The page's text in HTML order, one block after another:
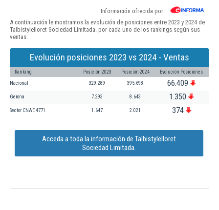
Información ofrecida por
A continuación le mostramos la evolución de posiciones entre 2023 y 2024 de
Talbistylelloret Sociedad Limitada. por cada uno de los rankings según sus
ventas:
Evolución posiciones 2023 vs 2024 - Ventas
Ranking Posición 2023 Posición 2024 Evolución Posiciones
Nacional 329.289 395.698 66.409
Gerona 7.293 8.643 1.350
Sector CNAE 4771 1.647 2.021 374
Acceda a toda la información de Talbistylelloret
Sociedad Limitada.